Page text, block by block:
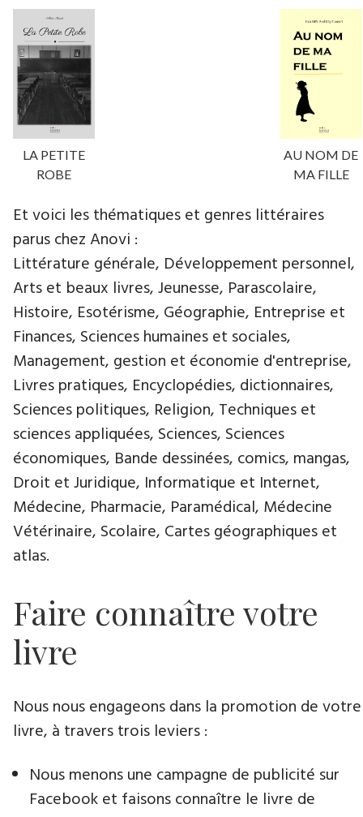
LA PETITE
ROBE
AU NOM DE
MA FILLE
Et voici les thématiques et genres littéraires
parus chez Anovi :
Littérature générale, Développement personnel,
Arts et beaux livres, Jeunesse, Parascolaire,
Histoire, Esotérisme, Géographie, Entreprise et
Finances, Sciences humaines et sociales,
Management, gestion et économie d'entreprise,
Livres pratiques, Encyclopédies, dictionnaires,
Sciences politiques, Religion, Techniques et
sciences appliquées, Sciences, Sciences
économiques, Bande dessinées, comics, mangas,
Droit et Juridique, Informatique et Internet,
Médecine, Pharmacie, Paramédical, Médecine
Vétérinaire, Scolaire, Cartes géographiques et
atlas.
Faire connaître votre
livre
Nous nous engageons dans la promotion de votre
livre, à travers trois leviers :
Nous menons une campagne de publicité sur
Facebook et faisons connaître le livre de